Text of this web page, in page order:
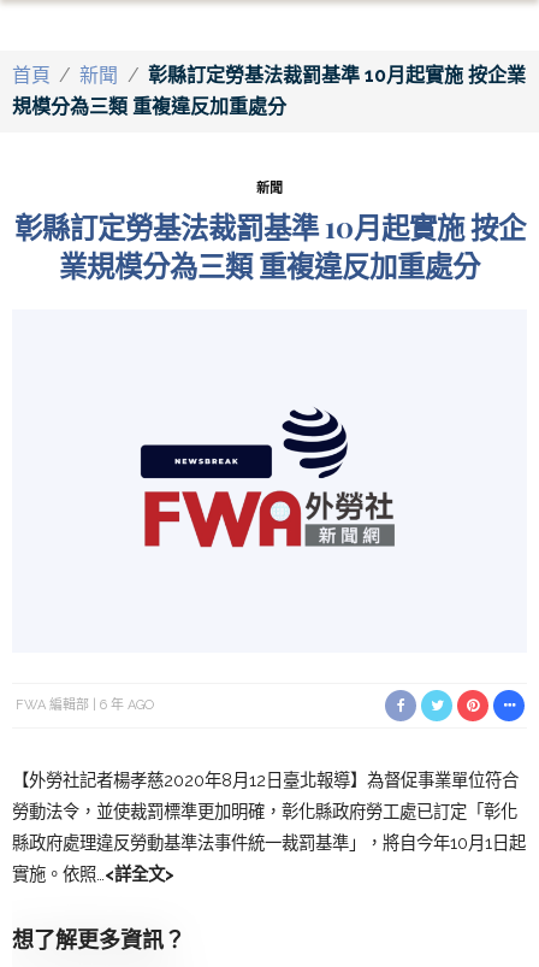
首頁 / 新聞 / 彰縣訂定勞基法裁罰基準 10月起實施 按企業
規模分為三類 重複違反加重處分
新聞
彰縣訂定勞基法裁罰基準 10月起實施 按企
業規模分為三類 重複違反加重處分
FWA 編輯部 6 年 AGO
【外勞社記者楊孝慈2020年8月12日臺北報導】為督促事業單位符合
勞動法令，並使裁罰標準更加明確，彰化縣政府勞工處已訂定「彰化
縣政府處理違反勞動基準法事件統一裁罰基準」，將自今年10月1日起
實施。依照…<詳全文>
想了解更多資訊？